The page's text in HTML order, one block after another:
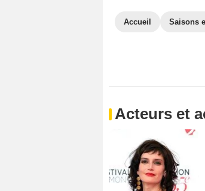
Accueil Saisons
Acteurs et